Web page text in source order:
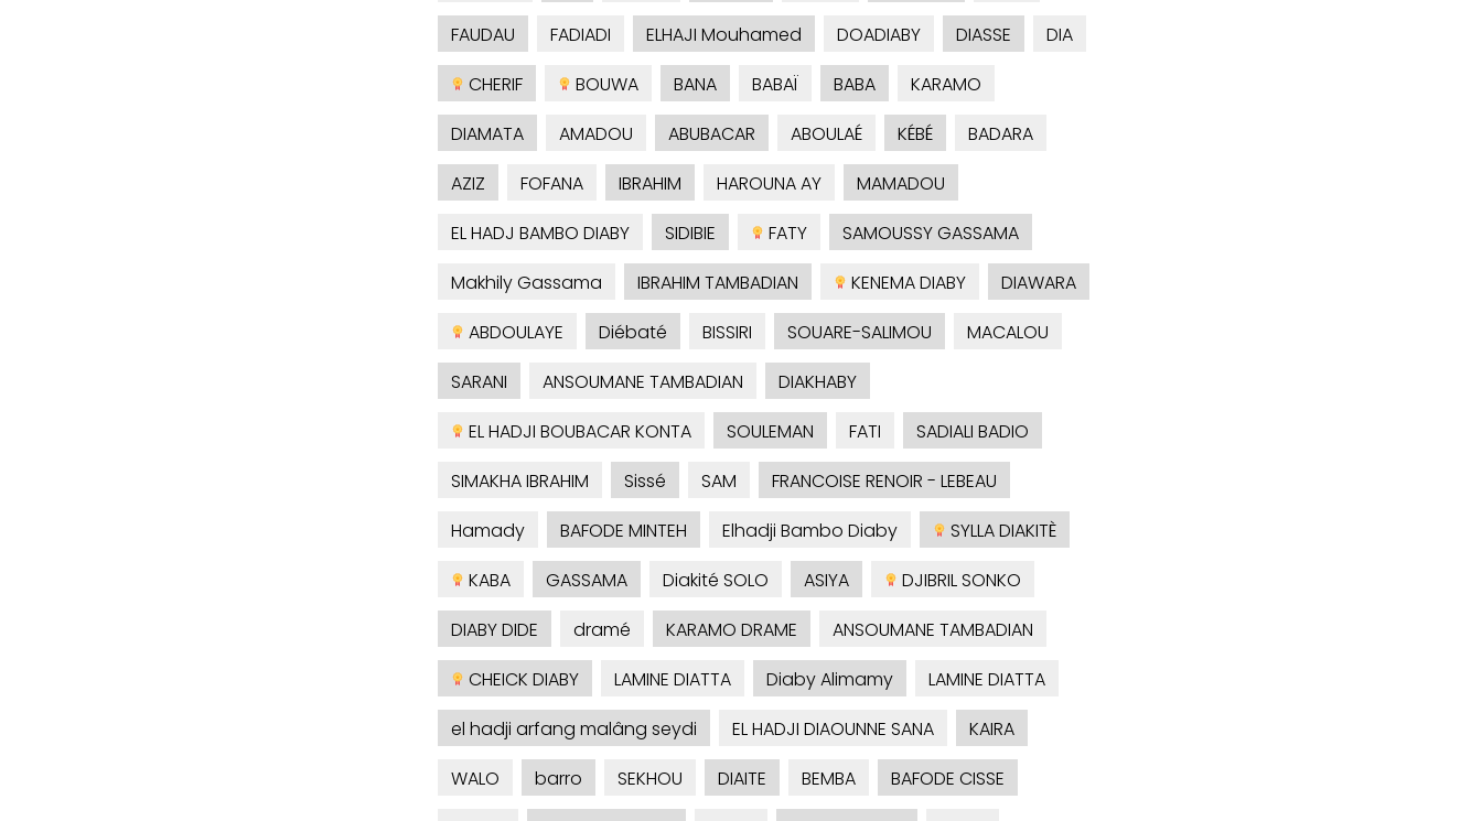
FAUDAU
FADIADI ELHAJI Mouhamed DOADIABY DIASSE
DIA
CHERIF
BOUWA BANA BABAÏ BABA
KARAMO
DIAMATA
AMADOU ABUBACAR ABOULAÉ KÉBÉ
BADARA
AZIZ
FOFANA IBRAHIM HAROUNA AY
MAMADOU
EL HADJ BAMBO DIABY
SIDIBIE FATY
SAMOUSSY GASSAMA
Makhily Gassama
IBRAHIM TAMBADIAN KENEMA DIABY
DIAWARA
ABDOULAYE
Diébaté BISSIRI SOUARE-SALIMOU
MACALOU
SARANI
ANSOUMANE TAMBADIAN
DIAKHABY
EL HADJI BOUBACAR KONTA
SOULEMAN FATI
SADIALI BADIO
SIMAKHA IBRAHIM
Sissé SAM
FRANCOISE RENOIR - LEBEAU
Hamady
BAFODE MINTEH Elhadji Bambo Diaby
SYLLA DIAKITÈ
KABA
GASSAMA Diakité SOLO ASIYA
DJIBRIL SONKO
DIABY DIDE
dramé KARAMO DRAME
ANSOUMANE TAMBADIAN
CHEICK DIABY
LAMINE DIATTA Diaby Alimamy
LAMINE DIATTA
el hadji arfang malâng seydi
EL HADJI DIAOUNNE SANA
KAIRA
WALO
barro SEKHOU DIAITE BEMBA
BAFODE CISSE